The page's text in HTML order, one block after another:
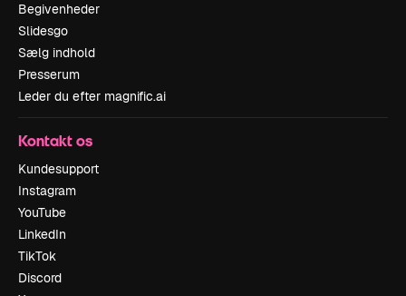
Begivenheder
Slidesgo
Sælg indhold
Presserum
Leder du efter magnific.ai
Kontakt os
Kundesupport
Instagram
YouTube
LinkedIn
TikTok
Discord